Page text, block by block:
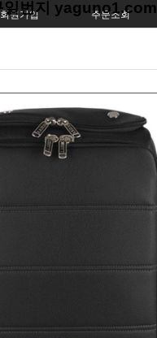
회원가입 주문조회
일번지 yaguno1.com